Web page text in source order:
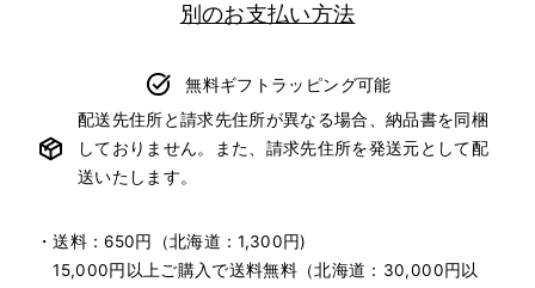
別のお支払い方法
無料ギフトラッピング可能
配送先住所と請求先住所が異なる場合、納品書を同梱
しておりません。また、請求先住所を発送元として配
送いたします。
・送料：650円（北海道：1,300円)
15,000円以上ご購入で送料無料（北海道：30,000円以